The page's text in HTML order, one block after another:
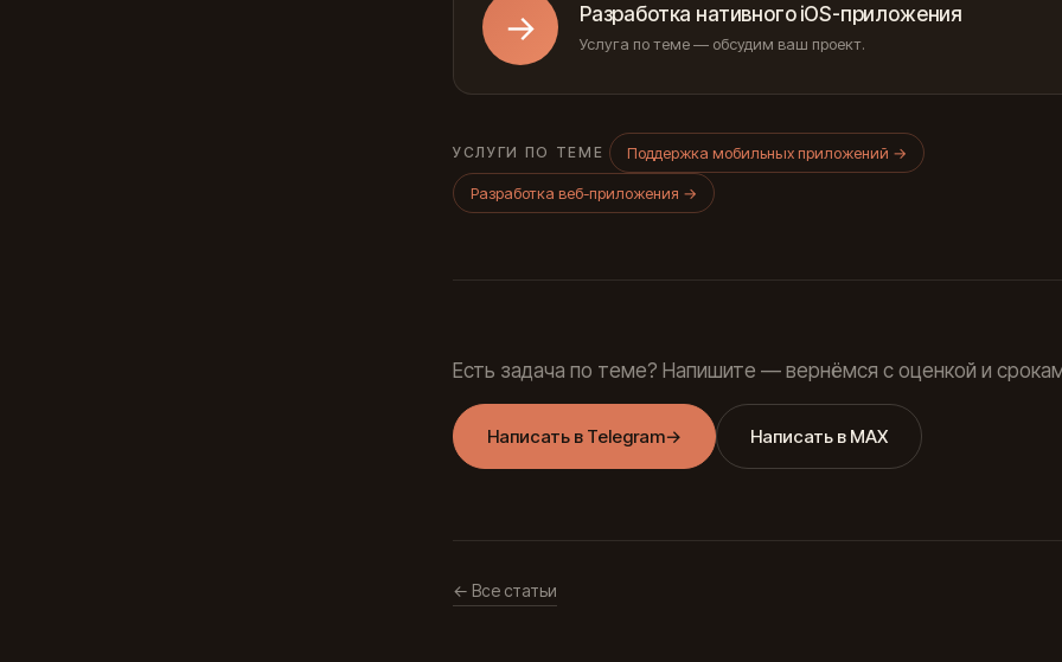
→ Разработка нативного iOS-приложения
Услуга по теме — обсудим ваш проект.
УСЛУГИ ПО ТЕМЕ Поддержка мобильных приложений →
Разработка веб-приложения →
Есть задача по теме? Напишите — вернёмся с оценкой и
Написать в Telegram→ Написать в MAX
← Все статьи